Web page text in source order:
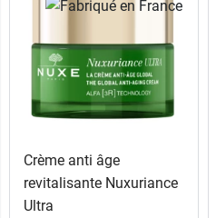
Crème anti âge
revitalisante Nuxuriance
Ultra